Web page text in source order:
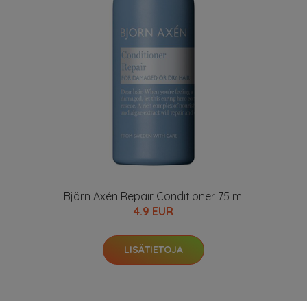
Björn Axén Repair Conditioner 75 ml
4.9 EUR
LISÄTIETOJA